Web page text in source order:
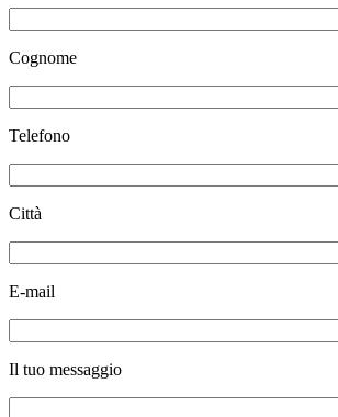
Cognome
Telefono
Città
E-mail
Il tuo messaggio